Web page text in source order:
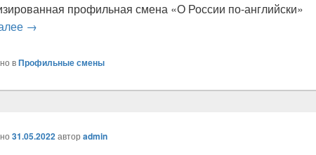
профильная смена «О России по-английски»
Профильная смена «О России по-английски»
→
вПрофильные смены
31.05.2022автор admin